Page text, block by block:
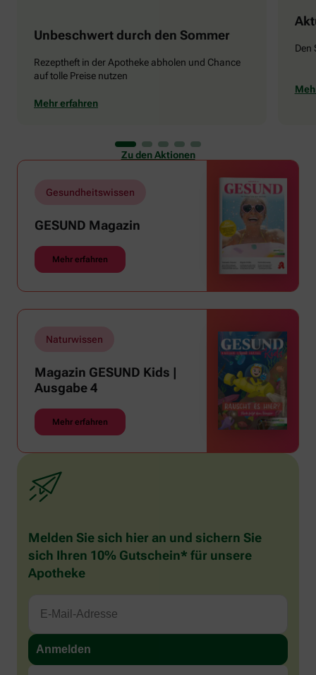
Unbeschwert durch den Sommer
Rezeptheft in der Apotheke abholen und Chance
auf tolle Preise nutzen
Mehr erfahren
Den
Zu den Aktionen
Gesundheitswissen
GESUND Magazin
Mehr erfahren
Naturwissen
Magazin GESUND Kids |
Ausgabe 4
Mehr erfahren
Melden Sie sich hier an und sichern Sie
sich Ihren 10% Gutschein* für unsere
Apotheke